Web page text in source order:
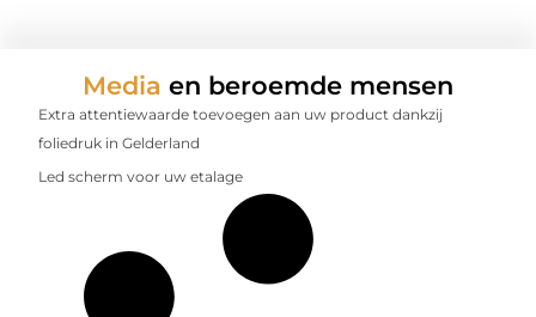
Media en beroemde mensen
Extra attentiewaarde toevoegen aan uw product dankzij
foliedruk in Gelderland
Led scherm voor uw etalage